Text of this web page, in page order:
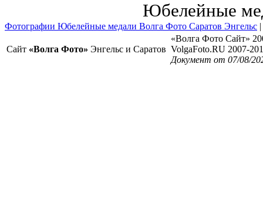
Юбелейные
Фотографии Юбелейные медали Волга Фото Саратов Энгельс |
Сайт «Волга Фото» Энгельс и Саратов
«Волга Фото Сайт»
VolgaFoto.RU 2007-
Документ от 07/08/